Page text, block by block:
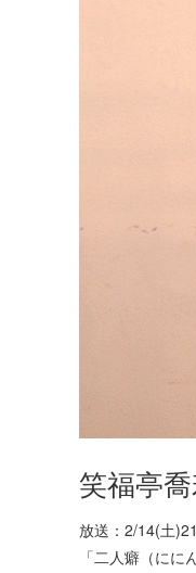
笑福亭
放送：2/14(土
「二人癖（に